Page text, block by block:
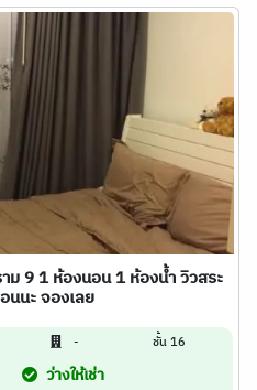
ม 9 1 ห้องนอน 1 ห้องน้ำ วิวสระ
นนะ จองเลย
- ชั้น 16
ว่างให้เช่า